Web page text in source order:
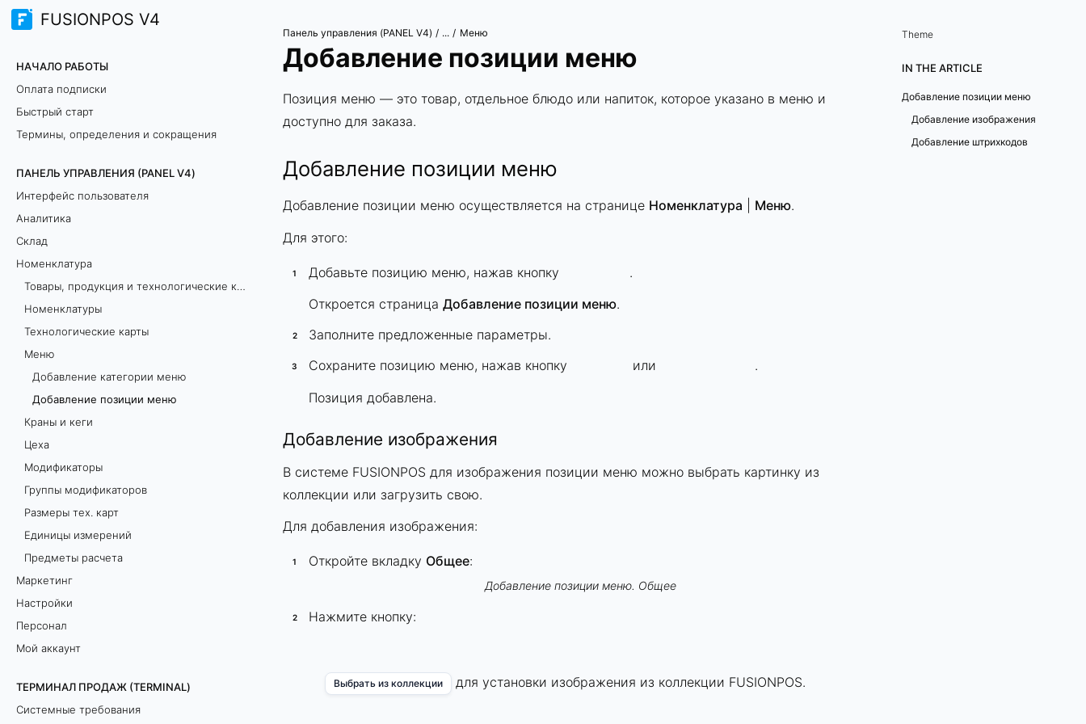
FUSIONPOS V4
НАЧАЛО РАБОТЫ
Оплата подписки
Быстрый старт
Термины, определения и сокращения
ПАНЕЛЬ УПРАВЛЕНИЯ (PANEL V4)
Интерфейс пользователя
Аналитика
Склад
Номенклатура
Товары, продукция и технологические карты: как добавить и в чём разница?
Номенклатуры
Технологические карты
Меню
Добавление категории меню
Добавление позиции меню
Краны и кеги
Цеха
Модификаторы
Группы модификаторов
Размеры тех. карт
Единицы измерений
Предметы расчета
Маркетинг
Настройки
Персонал
Мой аккаунт
ТЕРМИНАЛ ПРОДАЖ (TERMINAL)
Системные требования
Панель управления (PANEL V4) / ... / Меню
Добавление позиции меню
Позиция меню — это товар, отдельное блюдо или напиток, которое указано в меню и
доступно для заказа.
Добавление позиции меню
Добавление позиции меню осуществляется на странице Номенклатура Меню.
Для этого:
Добавьте позицию меню, нажав кнопку
.
Откроется страница Добавление позиции меню.
Заполните предложенные параметры.
Сохраните позицию меню, нажав кнопку
или
.
Позиция добавлена.
Добавление изображения
В системе FUSIONPOS для изображения позиции меню можно выбрать картинку из
коллекции или загрузить свою.
Для добавления изображения:
Откройте вкладку Общее:
Добавление позиции меню. Общее
Нажмите кнопку:
Выбрать из коллекции для установки изображения из коллекции FUSIONPOS.
Theme
IN THE ARTICLE
Добавление позиции меню
Добавление изображения
Добавление штрихкодов